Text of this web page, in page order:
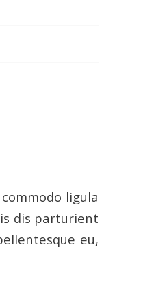
ligula
dis parturient
eu,